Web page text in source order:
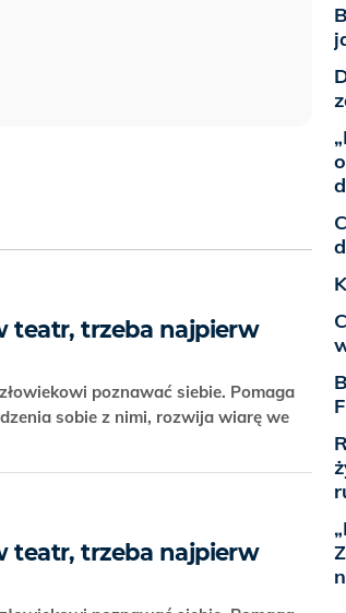
teatr, trzeba najpierw
poznawać siebie. Pomaga
sobie z nimi, rozwija wiarę we
teatr, trzeba najpierw